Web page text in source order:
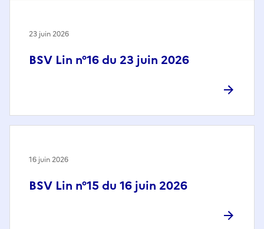
BSV Lin n°16 du 23 juin 2026
23 juin 2026
BSV Lin n°15 du 16 juin 2026
16 juin 2026